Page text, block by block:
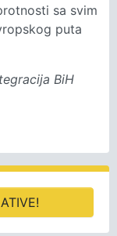
sa svim
puta
BiH